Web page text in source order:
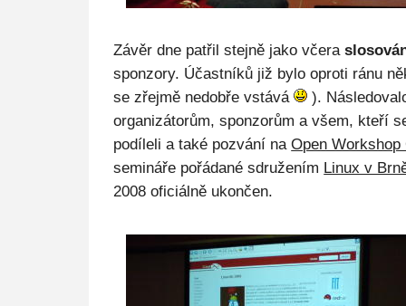
Závěr dne patřil stejně jako včera
sponzory. Účastníků již bylo oproti ránu
se zřejmě nedobře vstává
).
organizátorům, sponzorům a všem, kteří
podíleli a také pozvání naOpen Workshop
semináře pořádané sdružením Linux v
2008 oficiálně ukončen.